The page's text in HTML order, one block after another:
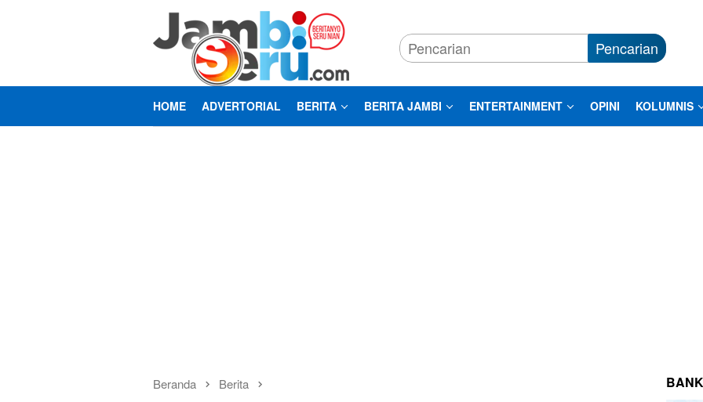
Pencarian
HOME ADVERTORIAL BERITA BERITA JAMBI ENTERTAINMENT OPINI KOLUMNIS
Beranda Berita